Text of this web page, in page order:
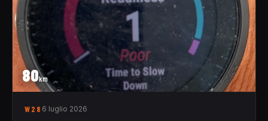
80km
W28 6 luglio 2026